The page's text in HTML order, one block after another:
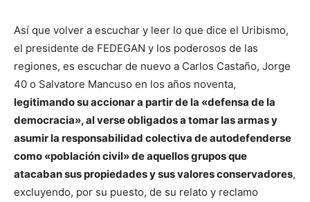
Así que volver a escuchar y leer lo que dice el Uribismo,
el presidente de FEDEGAN y los poderosos de las
regiones, es escuchar de nuevo a Carlos Castaño, Jorge
40 o Salvatore Mancuso en los años noventa,
legitimando su accionar a partir de la «defensa de la
democracia», al verse obligados a tomar las armas y
asumir la responsabilidad colectiva de autodefenderse
como «población civil» de aquellos grupos que
atacaban sus propiedades y sus valores conservadores,
excluyendo, por su puesto, de su relato y reclamo